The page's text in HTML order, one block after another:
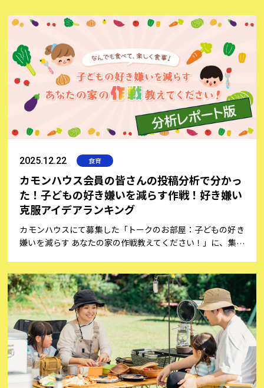
2025.12.22 食育
カモンハウス会員の皆さんの投稿分析で分かっ
た！子どもの好き嫌いを減らす作戦！好き嫌い
克服アイデアランキング
カモンハウスにて募集した「トークのお部屋：子どもの好き
嫌いを減らす あなたの家の作戦教えてください！」に、集ま